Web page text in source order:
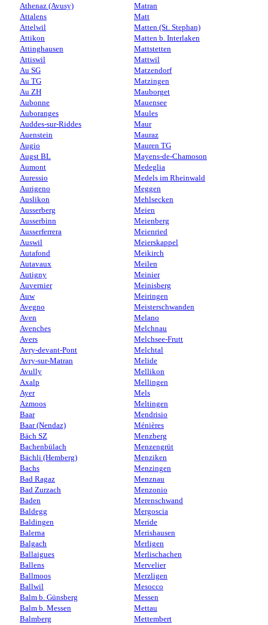
Athenaz (Avusy)
Attalens
Attelwil
Attikon
Attinghausen
Attiswil
Au SG
Au TG
Au ZH
Aubonne
Auboranges
Auddes-sur-Riddes
Auenstein
Augio
Augst BL
Aumont
Auressio
Aurigeno
Auslikon
Ausserberg
Ausserbinn
Ausserferrera
Auswil
Autafond
Autavaux
Autigny
Auvernier
Auw
Avegno
Aven
Avenches
Avers
Avry-devant-Pont
Avry-sur-Matran
Avully
Axalp
Ayer
Azmoos
Baar
Baar (Nendaz)
Bäch SZ
Bachenbülach
Bächli (Hemberg)
Bachs
Bad Ragaz
Bad Zurzach
Baden
Baldegg
Baldingen
Balerna
Balgach
Ballaigues
Ballens
Ballmoos
Ballwil
Balm b. Günsberg
Balm b. Messen
Balmberg
Matran
Matt
Matten (St. Stephan)
Matten b. Interlaken
Mattstetten
Mattwil
Matzendorf
Matzingen
Mauborget
Mauensee
Maules
Maur
Mauraz
Mauren TG
Mayens-de-Chamoson
Medeglia
Medels im Rheinwald
Meggen
Mehlsecken
Meien
Meienberg
Meienried
Meierskappel
Meikirch
Meilen
Meinier
Meinisberg
Meiringen
Meisterschwanden
Melano
Melchnau
Melchsee-Frutt
Melchtal
Melide
Mellikon
Mellingen
Mels
Meltingen
Mendrisio
Ménières
Menzberg
Menzengrüt
Menziken
Menzingen
Menznau
Menzonio
Merenschwand
Mergoscia
Meride
Merishausen
Merligen
Merlischachen
Mervelier
Merzligen
Mesocco
Messen
Mettau
Mettembert